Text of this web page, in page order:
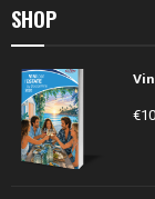
SHOP
€